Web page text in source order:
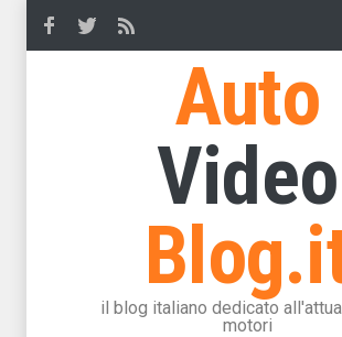
Auto
Video
il blog italiano dedicato
motori